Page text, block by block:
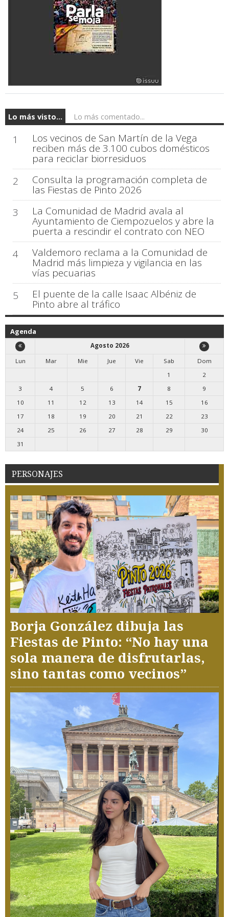
Lo más visto... Lo más comentado...
1 Los vecinos de San Martín de la Vega
reciben más de 3.100 cubos domésticos
para reciclar biorresiduos
2
Consulta la programación completa de
las Fiestas de Pinto 2026
3
La Comunidad de Madrid avala al
Ayuntamiento de Ciempozuelos y abre la
puerta a rescindir el contrato con NEO
4
Valdemoro reclama a la Comunidad de
Madrid más limpieza y vigilancia en las
vías pecuarias
5
El puente de la calle Isaac Albéniz de
Pinto abre al tráfico
Agenda
Agosto 2026
Lun
Mar Mie Jue Vie Sab
Dom
1
2
3
4 5 6 7 8
9
10
11 12 13 14 15
16
17
18 19 20 21 22
23
24
25 26 27 28 29
30
31
PERSONAJES
Borja González dibuja las
Fiestas de Pinto: “No hay una
sola manera de disfrutarlas,
sino tantas como vecinos”